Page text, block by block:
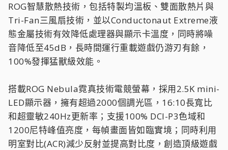
ROG智慧散熱技術，包括特製均溫板、雙面散熱片與
Tri-Fan三風扇技術，並以Conductonaut Extreme液
態金屬技術有效降低處理器與顯示卡溫度，同時將噪
音降低至45dB，長時間運行重載遊戲仍游刃有餘，
100%發揮猛獸級效能。
搭載ROG Nebula霓真技術電競螢幕，採用2.5K mini-
LED顯示器，擁有超過2000個調光區，16:10長寬比
和超靈敏240Hz更新率；支援100% DCI-P3色域和
1200尼特峰值亮度，每幀畫面皆如臨實境；同時利用
明室對比(ACR)減少反射並提高對比度，創造頂級遊戲